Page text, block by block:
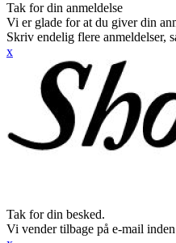
Tak for din anmeldelse
Vi er glade for at du giver din
Skriv endelig flere anmeldelser,
x
Tak for din besked.
Vi vender tilbage på e-mail